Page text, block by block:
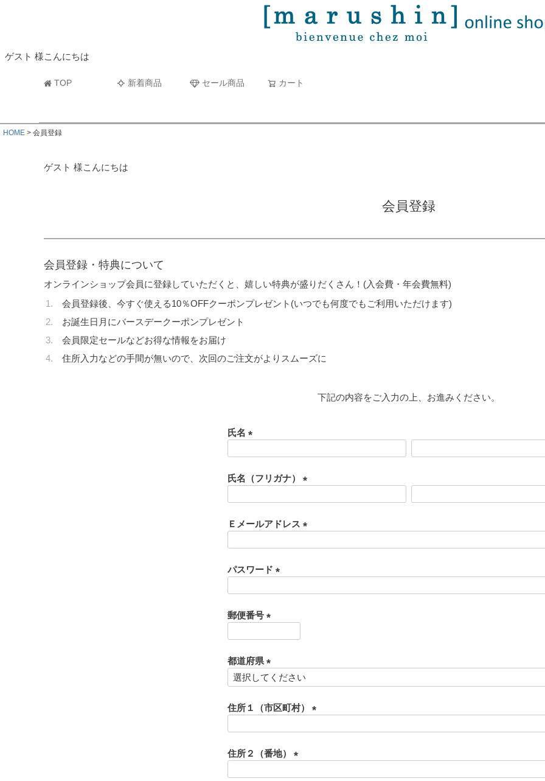
ゲスト 様こんにちは
TOP 新着商品 セール商品 カート
マフラータオル
並び順
新着順
古い順 価格が
HOME 会員登録
ゲスト 様こんにちは
会員登録
会員登録・特典について
オンラインショップ会員に登録していただくと、嬉しい特典が盛りだくさん！(入会費・年会費無料)
会員登録後、今すぐ使える10％OFFクーポンプレゼント(いつでも何度でもご利用いただけます)
お誕生日月にバースデークーポンプレゼント
会員限定セールなどお得な情報をお届け
住所入力などの手間が無いので、次回のご注文がよりスムーズに
下記の内容をご入力の上、お進みください。
氏名
須
氏名（フリガナ）
須
Ｅメールアドレス
パスワード
郵便番号
須
)
都道府県
(
須
)
住所１（市区町村）
住所２（番地）